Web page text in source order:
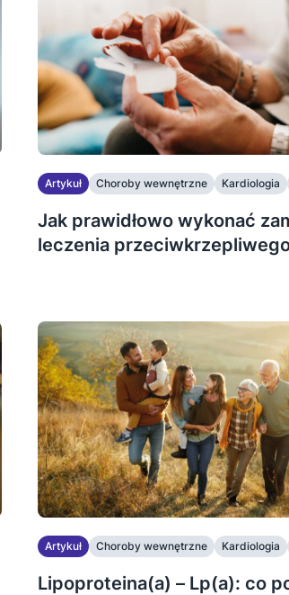
Artykuł Choroby wewnętrzne Kardiologia
Jak prawidłowo wykonać
leczenia
Artykuł Choroby wewnętrzne Kardiologia
Lipoproteina(a) – Lp(a): co